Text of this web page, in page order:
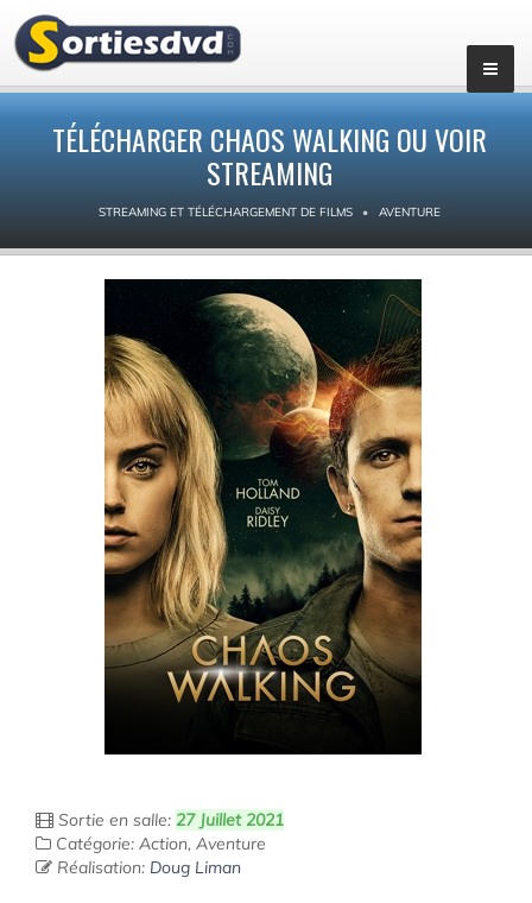
TÉLÉCHARGER CHAOS WALKING OU VOIR
STREAMING
STREAMING ET TÉLÉCHARGEMENT DE FILMS AVENTURE
Sortie en salle: 27 Juillet 2021
Catégorie: Action, Aventure
Réalisation: Doug Liman